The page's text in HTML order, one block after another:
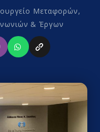
Μεταφορών,
& Έργων